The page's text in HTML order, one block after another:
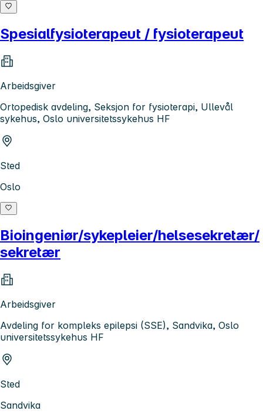
Spesialfysioterapeut / fysioterapeut
Arbeidsgiver
Ortopedisk avdeling, Seksjon for fysioterapi, Ullevål
sykehus, Oslo universitetssykehus HF
Sted
Oslo
Bioingeniør/sykepleier/helsesekretær/
sekretær
Arbeidsgiver
Avdeling for kompleks epilepsi (SSE), Sandvika, Oslo
universitetssykehus HF
Sted
Sandvika